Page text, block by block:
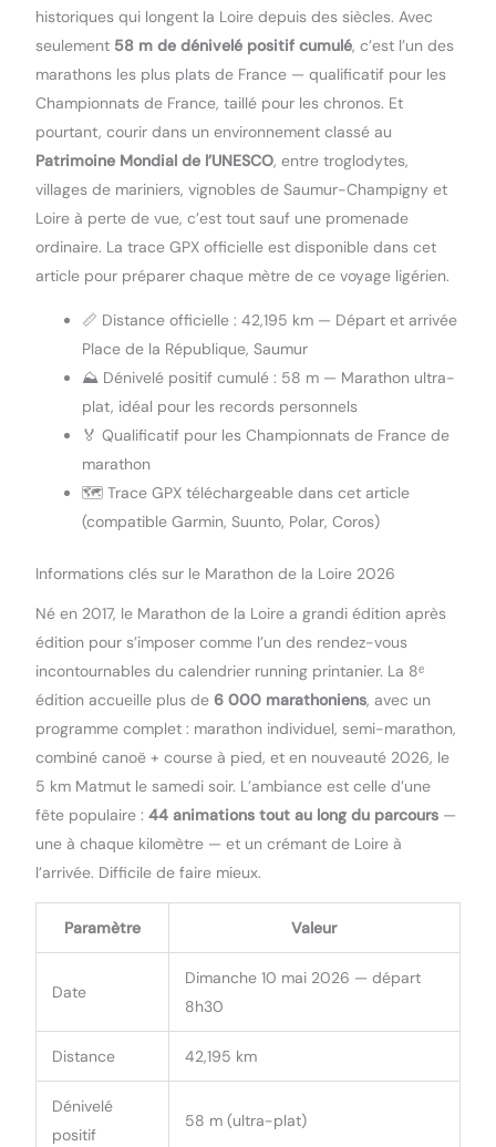
historiques qui longent la Loire depuis des siècles. Avec
seulement 58 m de dénivelé positif cumulé, c’est l’un des
marathons les plus plats de France — qualificatif pour les
Championnats de France, taillé pour les chronos. Et
pourtant, courir dans un environnement classé au
Patrimoine Mondial de l’UNESCO, entre troglodytes,
villages de mariniers, vignobles de Saumur-Champigny et
Loire à perte de vue, c’est tout sauf une promenade
ordinaire. La trace GPX officielle est disponible dans cet
article pour préparer chaque mètre de ce voyage ligérien.
📏 Distance officielle : 42,195 km — Départ et arrivée
Place de la République, Saumur
⛰️ Dénivelé positif cumulé : 58 m — Marathon ultra-
plat, idéal pour les records personnels
🏅 Qualificatif pour les Championnats de France de
marathon
🗺️ Trace GPX téléchargeable dans cet article
(compatible Garmin, Suunto, Polar, Coros)
Informations clés sur le Marathon de la Loire 2026
Né en 2017, le Marathon de la Loire a grandi édition après
édition pour s’imposer comme l’un des rendez-vous
incontournables du calendrier running printanier. La 8ᵉ
édition accueille plus de 6 000 marathoniens, avec un
programme complet : marathon individuel, semi-marathon,
combiné canoë + course à pied, et en nouveauté 2026, le
5 km Matmut le samedi soir. L’ambiance est celle d’une
fête populaire : 44 animations tout au long du parcours—
une à chaque kilomètre — et un crémant de Loire à
l’arrivée. Difficile de faire mieux.
Paramètre Valeur
Date
Dimanche 10 mai 2026 — départ
8h30
Distance 42,195 km
Dénivelé
positif
58 m (ultra-plat)